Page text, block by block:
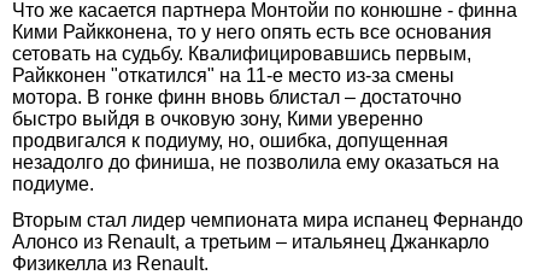
Что же касается партнера Монтойи по конюшне - финна
Кими Райкконена, то у него опять есть все основания
сетовать на судьбу. Квалифицировавшись первым,
Райкконен "откатился" на 11-е место из-за смены
мотора. В гонке финн вновь блистал – достаточно
быстро выйдя в очковую зону, Кими уверенно
продвигался к подиуму, но, ошибка, допущенная
незадолго до финиша, не позволила ему оказаться на
подиуме.
Вторым стал лидер чемпионата мира испанец Фернандо
Алонсо из Renault, а третьим – итальянец Джанкарло
Физикелла из Renault.